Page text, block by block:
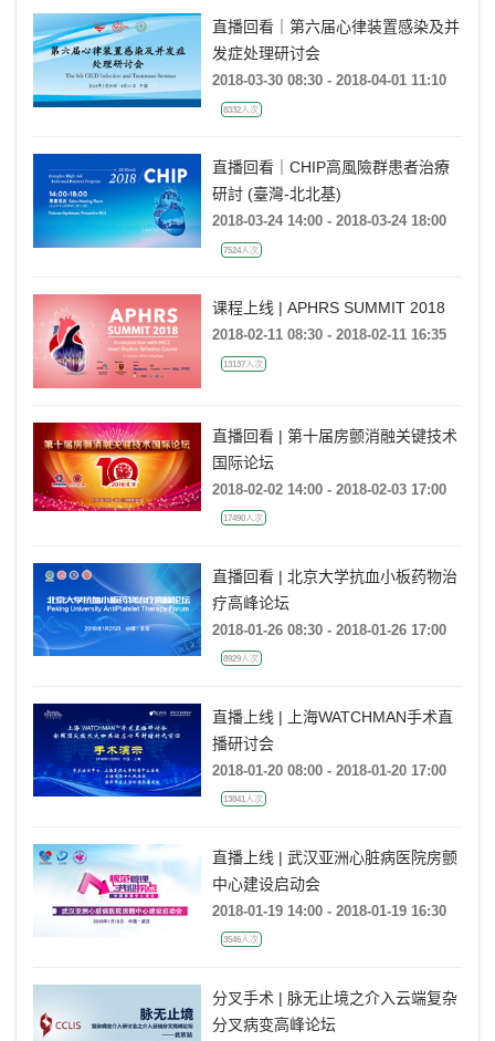
直播回看｜第六届心律装置感染及并
发症处理研讨会
2018-03-30 08:30 - 2018-04-01 11:10
8332人次
直播回看｜CHIP高風險群患者治療
研討 (臺灣-北北基)
2018-03-24 14:00 - 2018-03-24 18:00
7524人次
课程上线 | APHRS SUMMIT 2018
2018-02-11 08:30 - 2018-02-11 16:35
13137人次
直播回看 | 第十届房颤消融关键技术
国际论坛
2018-02-02 14:00 - 2018-02-03 17:00
17490人次
直播回看 | 北京大学抗血小板药物治
疗高峰论坛
2018-01-26 08:30 - 2018-01-26 17:00
8929人次
直播上线 | 上海WATCHMAN手术直
播研讨会
2018-01-20 08:00 - 2018-01-20 17:00
13841人次
直播上线 | 武汉亚洲心脏病医院房颤
中心建设启动会
2018-01-19 14:00 - 2018-01-19 16:30
3546人次
分叉手术 | 脉无止境之介入云端复杂
分叉病变高峰论坛